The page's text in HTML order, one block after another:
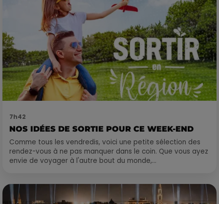
7h42
NOS IDÉES DE SORTIE POUR CE WEEK-END
Comme tous les vendredis, voici une petite sélection des
rendez-vous à ne pas manquer dans le coin. Que vous ayez
envie de voyager à l'autre bout du monde,...